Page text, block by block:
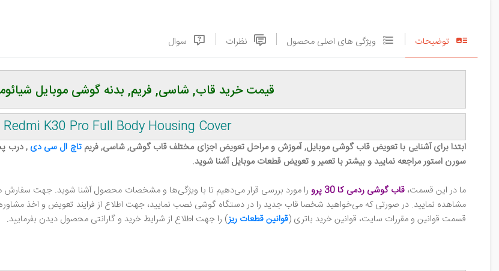
توضیحات ویژگی های اصلی محصول نظرات سوال
قیمت خرید قاب, شاسی, فریم, بدنه گوشی موبایل شیائومی
K30 Pro Full Body Housing Cover
ابتدا برای آشنایی با تعویض قاب گوشی‌ موبایل, آموزش و مراحل تعویض اجزای مختلف قاب گوشی, شاسی, فریمتاچ ال سی دی , درب
سورن استور مراجعه نمایید و بیشتر با تعمیر و تعویض قطعات موبایل آشنا شوید.
ما در این قسمت،قاب گوشی ردمی کا 30 پرو
را مورد بررسی قرار می‌دهیم تا با ویژگی‌ها و مشخصات محصول آشنا شوید. جهت سفارش
مشاهده نمایید. در صورتی که می‌خواهید شخصا قاب جدید را در دستگاه گوشی نصب نمایید، جهت اطلاع از فرایند تعویض و اخذ مشاوره
قسمت قوانین و مقررات سایت، قوانین خرید باتری (قوانینقطعات ریز) را جهت اطلاع از شرایط خرید و گارانتی محصول دیدن بفرمایید.